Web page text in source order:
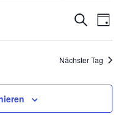
Suche
Suche
Tag
Nächster Tag